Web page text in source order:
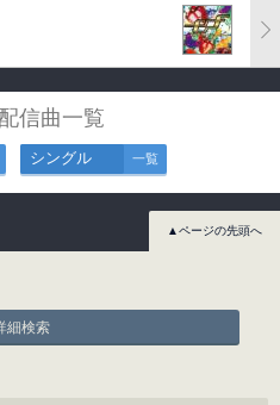
信曲一覧
シングル 一覧
▲ページの先頭へ
細検索